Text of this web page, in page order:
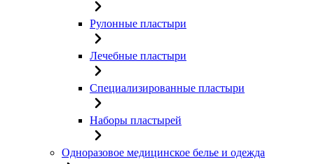
Рулонные пластыри
Лечебные пластыри
Специализированные пластыри
Наборы пластырей
Одноразовое медицинское белье и одежда